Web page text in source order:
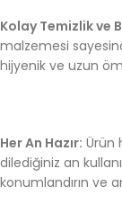
Kolay Temizlik ve
malzemesi
hijyenik ve uzun
Her An Hazır: Ürün
dilediğiniz an
konumlandırın ve